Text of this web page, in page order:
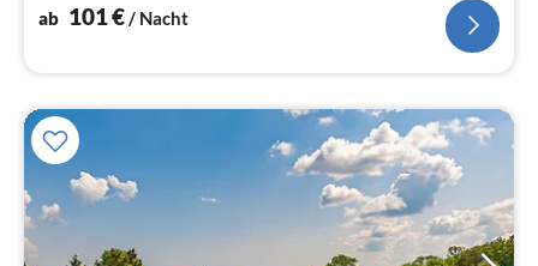
ab 101€ / Nacht